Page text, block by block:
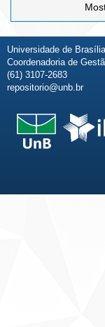
Universidade de
Coordenadoria de
(61) 3107-2683
repositorio@unb.br